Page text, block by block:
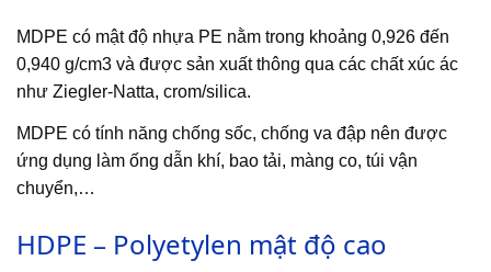
MDPE có mật độ nhựa PE nằm trong khoảng 0,926 đến
0,940 g/cm3 và được sản xuất thông qua các chất xúc ác
như Ziegler-Natta, crom/silica.
MDPE có tính năng chống sốc, chống va đập nên được
ứng dụng làm ống dẫn khí, bao tải, màng co, túi vận
chuyển,…
HDPE – Polyetylen mật độ cao